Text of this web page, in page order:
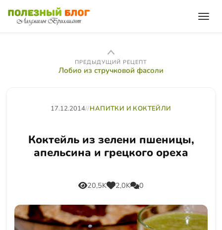
ПРЕДЫДУЩИЙ РЕЦЕПТ
Лобио из стручковой фасоли
17.12.2014//НАПИТКИ И КОКТЕЙЛИ
Коктейль из зелени пшеницы,
апельсина и грецкого ореха
20,5K 2,0K 0